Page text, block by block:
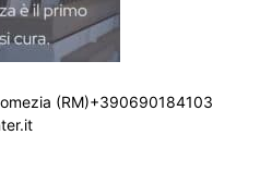
(RM)+390690184103